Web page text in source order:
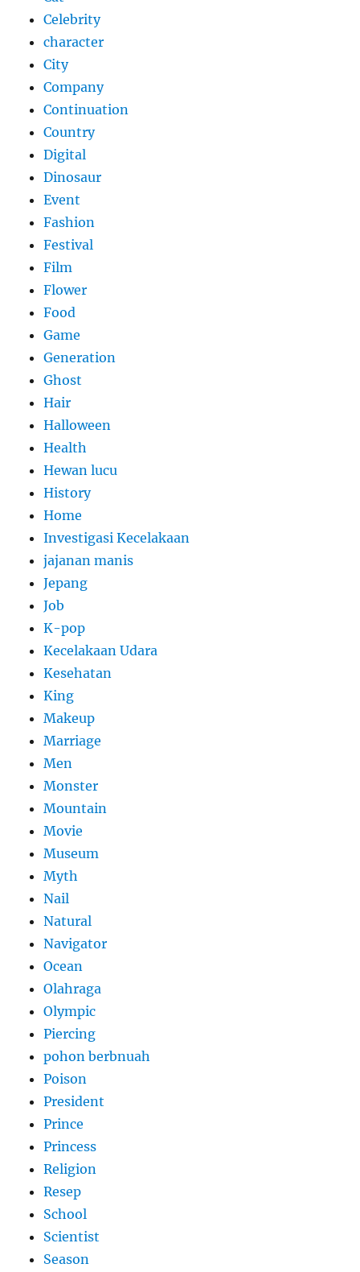
Celebrity
character
City
Company
Continuation
Country
Digital
Dinosaur
Event
Fashion
Festival
Film
Flower
Food
Game
Generation
Ghost
Hair
Halloween
Health
Hewan lucu
History
Home
Investigasi Kecelakaan
jajanan manis
Jepang
Job
K-pop
Kecelakaan Udara
Kesehatan
King
Makeup
Marriage
Men
Monster
Mountain
Movie
Museum
Myth
Nail
Natural
Navigator
Ocean
Olahraga
Olympic
Piercing
pohon berbnuah
Poison
President
Prince
Princess
Religion
Resep
School
Scientist
Season